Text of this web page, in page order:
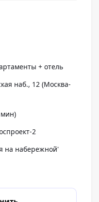
+ отель
наб., 12 (Москва-
)
2
на набережной'